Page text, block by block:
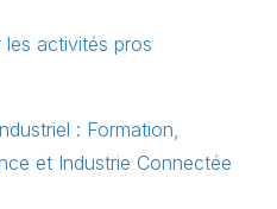
activités pros
: Formation,
et Industrie Connectée